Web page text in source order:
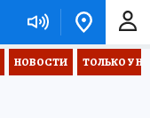
НОВОСТИ ТОЛЬКО У